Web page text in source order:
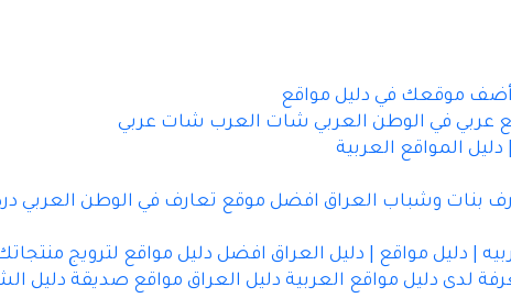
أضف موقعك في دليل مواقع
عربي في الوطن العربي شات العرب شات عربي
المواقع العربية
بنات وشباب العراق افضل موقع تعارف في الوطن العربي
| دليل مواقع | دليل العراق افضل دليل مواقع لترويج
لدى دليل مواقع العربية دليل العراق مواقع صديقة دليل